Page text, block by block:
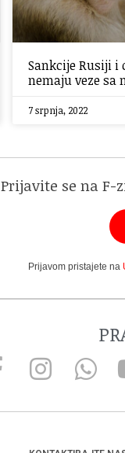
Sankcije Rusiji i
nemaju veze
7 srpnja, 2022
Prijavite se na
Prijavom pristajete na